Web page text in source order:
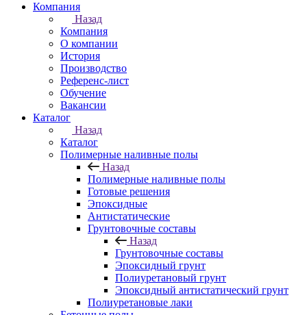
Компания
Назад
Компания
О компании
История
Производство
Референс-лист
Обучение
Вакансии
Каталог
Назад
Каталог
Полимерные наливные полы
Назад
Полимерные наливные полы
Готовые решения
Эпоксидные
Антистатические
Грунтовочные составы
Назад
Грунтовочные составы
Эпоксидный грунт
Полиуретановый грунт
Эпоксидный антистатический грунт
Полиуретановые лаки